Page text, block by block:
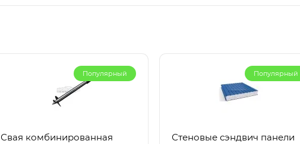
Популярный
Свая комбинированная
Популярный
Стеновые сэндвич панели